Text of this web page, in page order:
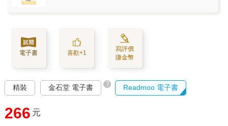
電子書 喜歡+1
寫評價
賺金幣
精裝 金石堂 電子書 ? Readmoo 電子書
266 元